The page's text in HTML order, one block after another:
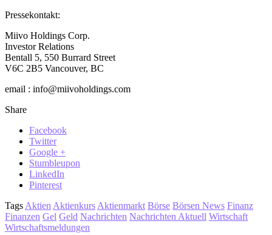
Pressekontakt:
Miivo Holdings Corp.
Investor Relations
Bentall 5, 550 Burrard Street
V6C 2B5 Vancouver, BC
email : info@miivoholdings.com
Share
Facebook
Twitter
Google +
Stumbleupon
LinkedIn
Pinterest
Tags Aktien Aktienkurs Aktienmarkt Börse Börsen News Finanz
Finanzen Gel Geld Nachrichten Nachrichten Aktuell Wirtschaft
Wirtschaftsmeldungen